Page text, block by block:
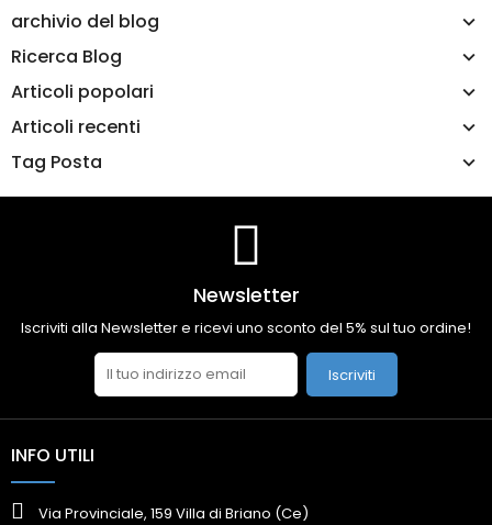
archivio del blog
Ricerca Blog
Articoli popolari
Articoli recenti
Tag Posta
Newsletter
Iscriviti alla Newsletter e ricevi uno sconto del 5% sul tuo ordine!
Iscriviti
INFO UTILI
Via Provinciale, 159 Villa di Briano (Ce)